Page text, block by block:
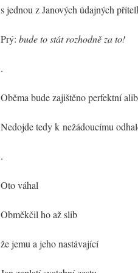
s jednou z Janových údajných
Prý: bude to stát rozhodně za to!
.
Oběma bude zajištěno perfektní
Nedojde tedy k nežádoucímu
.
Oto váhal
Obměkčil ho až slib
že jemu a jeho nastávající